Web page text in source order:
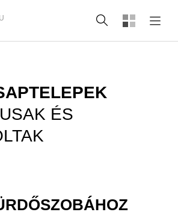
Keresés
ÉS